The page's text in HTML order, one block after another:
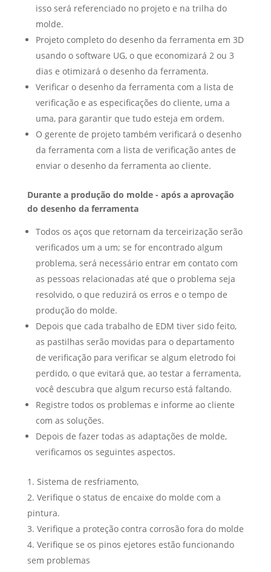
isso será referenciado no projeto e na trilha do
molde.
Projeto completo do desenho da ferramenta em 3D
usando o software UG, o que economizará 2 ou 3
dias e otimizará o desenho da ferramenta.
Verificar o desenho da ferramenta com a lista de
verificação e as especificações do cliente, uma a
uma, para garantir que tudo esteja em ordem.
O gerente de projeto também verificará o desenho
da ferramenta com a lista de verificação antes de
enviar o desenho da ferramenta ao cliente.
Durante a produção do molde - após a aprovação
do desenho da ferramenta
Todos os aços que retornam da terceirização serão
verificados um a um; se for encontrado algum
problema, será necessário entrar em contato com
as pessoas relacionadas até que o problema seja
resolvido, o que reduzirá os erros e o tempo de
produção do molde.
Depois que cada trabalho de EDM tiver sido feito,
as pastilhas serão movidas para o departamento
de verificação para verificar se algum eletrodo foi
perdido, o que evitará que, ao testar a ferramenta,
você descubra que algum recurso está faltando.
Registre todos os problemas e informe ao cliente
com as soluções.
Depois de fazer todas as adaptações de molde,
verificamos os seguintes aspectos.
Sistema de resfriamento,
Verifique o status de encaixe do molde com a
pintura.
Verifique a proteção contra corrosão fora do molde
Verifique se os pinos ejetores estão funcionando
sem problemas